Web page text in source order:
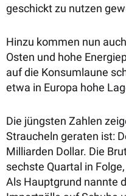
geschickt zu nutzen
Hinzu kommen nun
Osten und hohe
auf die Konsumlaune
etwa in Europa hohe
Die jüngsten Zahlen
Straucheln geraten ist:
Milliarden Dollar. Die
sechste Quartal in
Als Hauptgrund nannte